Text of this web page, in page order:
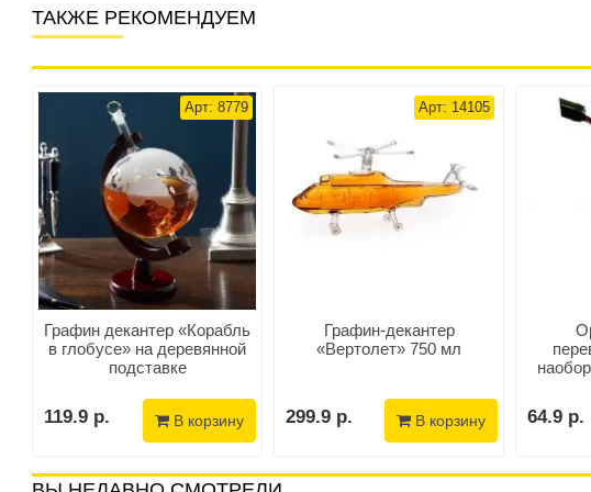
ТАКЖЕ РЕКОМЕНДУЕМ
Арт: 8779
Графин декантер «Корабль
в глобусе» на деревянной
подставке
119.9 р. В корзину
Арт: 14105
Графин-декантер
«Вертолет» 750 мл
299.9 р. В корзину 64.9 р.